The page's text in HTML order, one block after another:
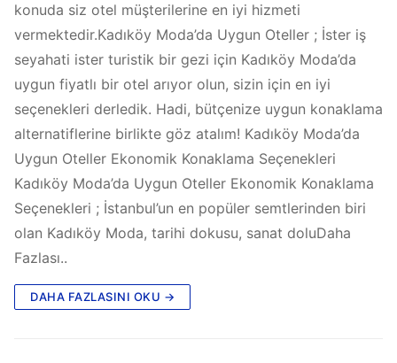
konuda siz otel müşterilerine en iyi hizmeti
vermektedir.Kadıköy Moda’da Uygun Oteller ; İster iş
seyahati ister turistik bir gezi için Kadıköy Moda’da
uygun fiyatlı bir otel arıyor olun, sizin için en iyi
seçenekleri derledik. Hadi, bütçenize uygun konaklama
alternatiflerine birlikte göz atalım! Kadıköy Moda’da
Uygun Oteller Ekonomik Konaklama Seçenekleri
Kadıköy Moda’da Uygun Oteller Ekonomik Konaklama
Seçenekleri ; İstanbul’un en popüler semtlerinden biri
olan Kadıköy Moda, tarihi dokusu, sanat doluDaha
Fazlası..
DAHA FAZLASINI OKU →